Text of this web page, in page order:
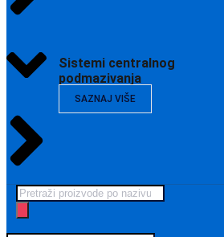
Sistemi centralnog
podmazivanja
SAZNAJ VIŠE
Products
search